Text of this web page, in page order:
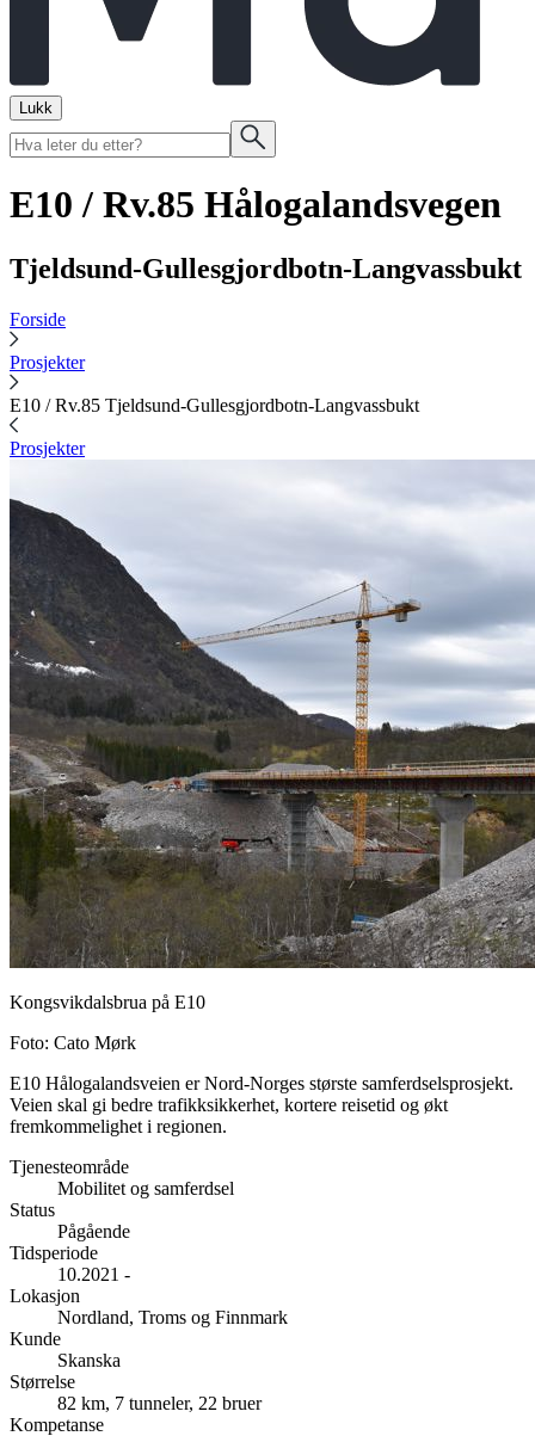
Lukk
E10 / Rv.85 Hålogalandsvegen
Tjeldsund-Gullesgjordbotn-Langvassbukt
Forside
Prosjekter
E10 / Rv.85 Tjeldsund-Gullesgjordbotn-Langvassbukt
Prosjekter
Kongsvikdalsbrua på E10
Foto: Cato Mørk
E10 Hålogalandsveien er Nord-Norges største samferdselsprosjekt.
Veien skal gi bedre trafikksikkerhet, kortere reisetid og økt
fremkommelighet i regionen.
Tjenesteområde
Mobilitet og samferdsel
Status
Pågående
Tidsperiode
10.2021 -
Lokasjon
Nordland, Troms og Finnmark
Kunde
Skanska
Størrelse
82 km, 7 tunneler, 22 bruer
Kompetanse